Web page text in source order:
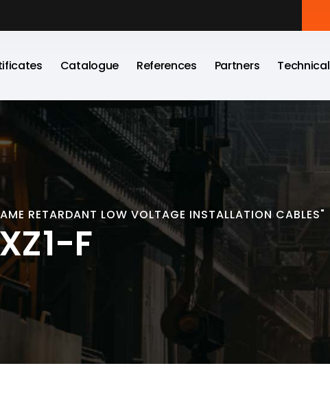
Catalogue References Partners Technical
F
RETARDANT LOW VOLTAGE INSTALLATION CABLES"